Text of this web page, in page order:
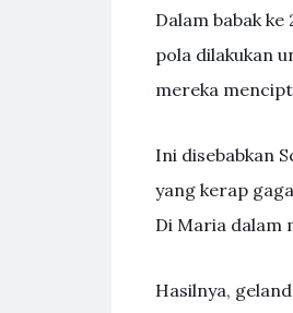
Dalam babak
pola dilakukan
mereka
Ini disebabkan
yang kerap
Di Maria dalam
Hasilnya,